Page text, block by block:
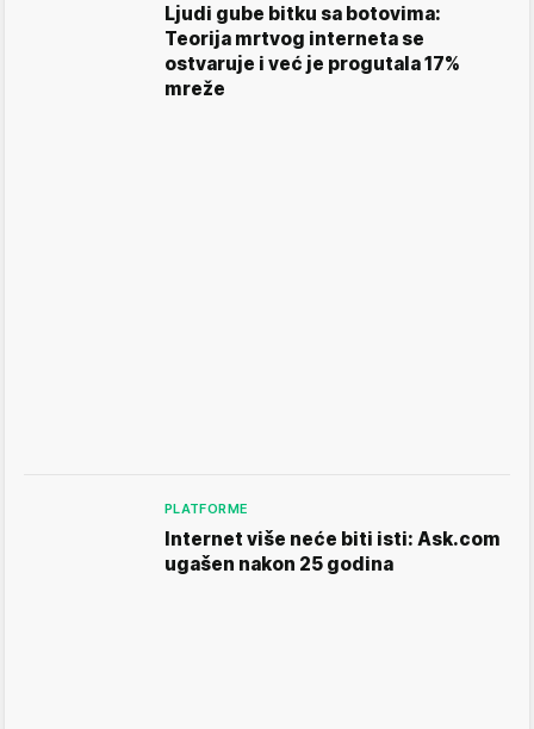
Ljudi gube bitku sa botovima:
Teorija mrtvog interneta se
ostvaruje i već je progutala 17%
mreže
PLATFORME
Internet više neće biti isti: Ask.com
ugašen nakon 25 godina